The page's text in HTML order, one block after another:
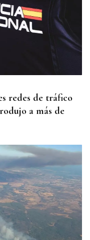
redes de tráfico
a más de